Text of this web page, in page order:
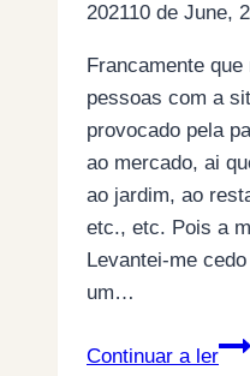
202110 de June,
Francamente
pessoas com a
provocado pela
ao mercado, ai
ao jardim, ao
etc., etc. Pois a
Levantei-me
um…
Continuar a ler
Os